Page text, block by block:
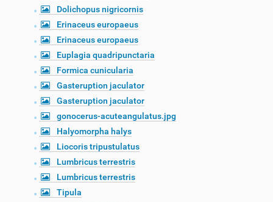
Dolichopus nigricornis
Erinaceus europaeus
Erinaceus europaeus
Euplagia quadripunctaria
Formica cunicularia
Gasteruption jaculator
Gasteruption jaculator
gonocerus-acuteangulatus.jpg
Halyomorpha halys
Liocoris tripustulatus
Lumbricus terrestris
Lumbricus terrestris
Tipula